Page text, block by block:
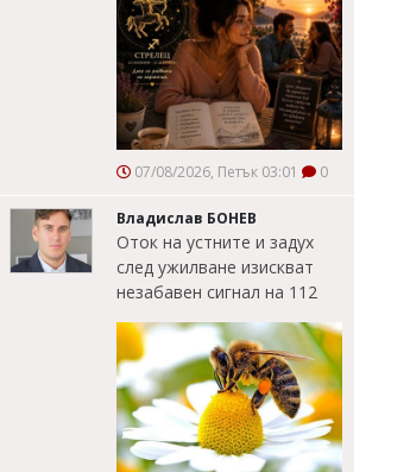
07/08/2026, Петък 03:01 0
Владислав БОНЕВ
Оток на устните и задух
след ужилване изискват
незабавен сигнал на 112